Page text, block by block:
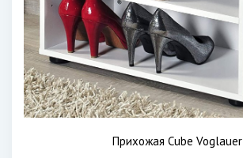
Прихожая Cube Voglauer